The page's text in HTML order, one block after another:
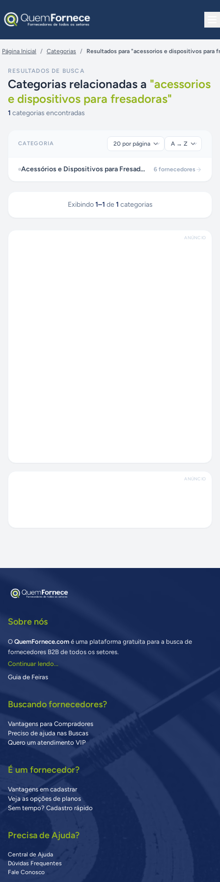
Página Inicial / Categorias / Resultados para "acessorios e dispositivos para
RESULTADOS DE BUSCA
Categorias relacionadas a "acessorios
e dispositivos para fresadoras"
1 categorias encontradas
CATEGORIA
Acessórios e Dispositivos para Fresadoras 6 fornecedores
Exibindo 1–1 de 1 categorias
ANÚNCIO
ANÚNCIO
Sobre nós
O QuemFornece.com é uma plataforma gratuita para a busca de
fornecedores B2B de todos os setores.
Continuar lendo...
Guia de Feiras
Buscando fornecedores?
Vantagens para Compradores
Preciso de ajuda nas Buscas
Quero um atendimento VIP
É um fornecedor?
Vantagens em cadastrar
Veja as opções de planos
Sem tempo? Cadastro rápido
Precisa de Ajuda?
Central de Ajuda
Dúvidas Frequentes
Fale Conosco